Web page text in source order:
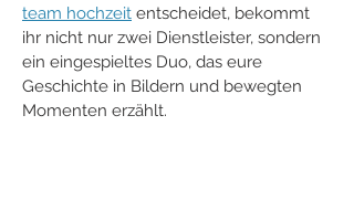
team hochzeit entscheidet, bekommt
ihr nicht nur zwei Dienstleister, sondern
ein eingespieltes Duo, das eure
Geschichte in Bildern und bewegten
Momenten erzählt.